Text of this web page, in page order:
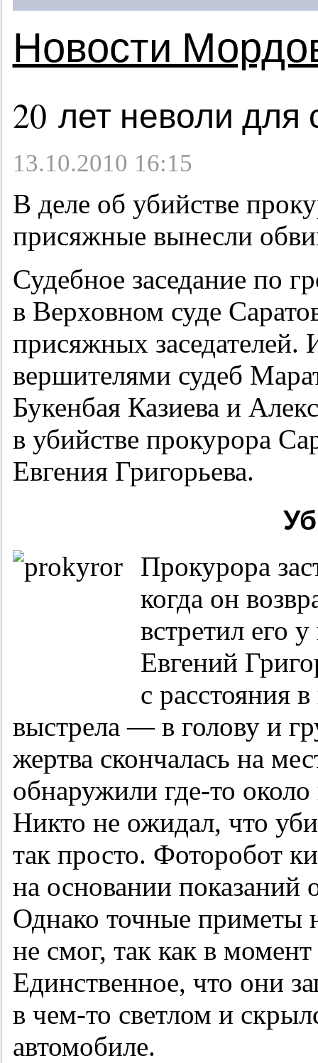
Новости
20 лет неволи для
13.10.2010 16:15
В деле об убийстве
присяжные вынесли
Судебное заседание по
в Верховном суде
присяжных заседателей.
вершителями судеб
Букенбая Казиева и
в убийстве прокурора
Евгения Григорьева.
Прокурора
когда он
встретил его
Евгений
с расстояния
выстрела — в голову и
жертва скончалась на
обнаружили где-то
Никто не ожидал, что
так просто. Фоторобот
на основании показаний
Однако точные приметы
не смог, так как в
Единственное, что они
в чем-то светлом и
автомобиле.